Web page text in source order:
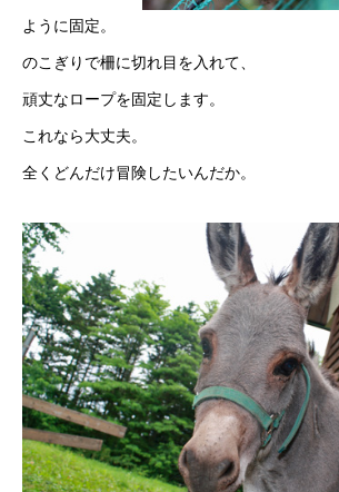
ように固定。
のこぎりで柵に切れ目を入れて、
頑丈なロープを固定します。
これなら大丈夫。
全くどんだけ冒険したいんだか。